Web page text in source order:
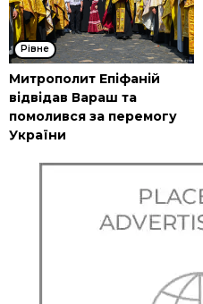
Рівне
Митрополит Епіфаній
відвідав Вараш та
помолився за перемогу
України